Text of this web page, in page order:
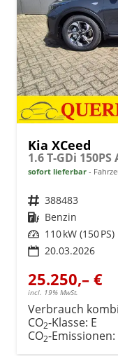
Kia XCeed
sofort lieferbar
Fahrzeugnr. 388483
Kraftstoff Benzin
Leistung 110 kW (150 PS)
20.03.2026
25.250,– €
incl. 19% MwSt.
Verbrauch
CO2-Klasse: E
CO2-Emissionen: